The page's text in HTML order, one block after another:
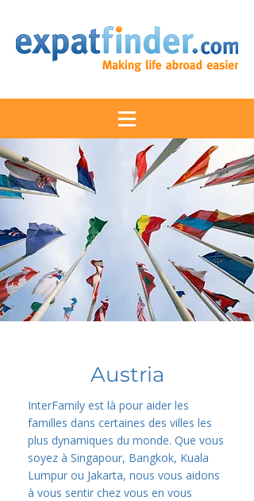
Austria
InterFamily est là pour aider les
familles dans certaines des villes les
plus dynamiques du monde. Que vous
soyez à Singapour, Bangkok, Kuala
Lumpur ou Jakarta, nous vous aidons
à vous sentir chez vous en vous